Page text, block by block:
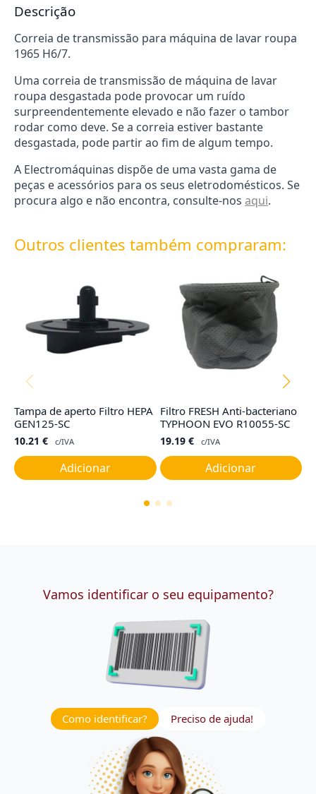
Descrição
Correia de transmissão para máquina de lavar roupa
1965 H6/7.
Uma correia de transmissão de máquina de lavar
roupa desgastada pode provocar um ruído
surpreendentemente elevado e não fazer o tambor
rodar como deve. Se a correia estiver bastante
desgastada, pode partir ao fim de algum tempo.
A Electromáquinas dispõe de uma vasta gama de
peças e acessórios para os seus eletrodomésticos. Se
procura algo e não encontra, consulte-nos aqui.
Outros clientes também compraram:
Tampa de aperto Filtro HEPA
GEN125-SC
10.21 € c/IVA
Adicionar
Filtro FRESH Anti-bacteriano
TYPHOON EVO R10055-SC
19.19 € c/IVA
Adicionar
Vamos identificar o seu equipamento?
Como identificar? Preciso de ajuda!